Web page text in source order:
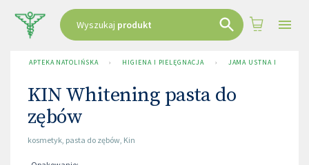
Wyszukaj produkt
APTEKA NATOLIŃSKA › HIGIENA I PIELĘGNACJA › JAMA USTNA I NOS
KIN Whitening pasta do
zębów
kosmetyk, pasta do zębów, Kin